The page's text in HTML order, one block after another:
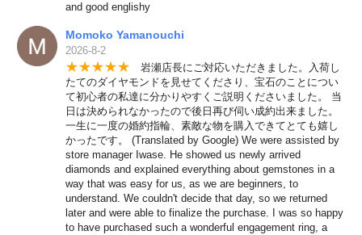
and good englishy
Momoko Yamanouchi
2026-8-2
★★★★★ 岩瀬店長にご対応いただきました。入荷し
たてのダイヤモンドを見せてくださり、宝石のことについ
て初心者の私達に分かりやすくご説明くださいました。 当
日は決められなかったので後日再び伺い成約出来ました。
一生に一度の婚約指輪、素敵な物を購入できてとても嬉し
かったです。 (Translated by Google) We were assisted by
store manager Iwase. He showed us newly arrived
diamonds and explained everything about gemstones in a
way that was easy for us, as we are beginners, to
understand. We couldn't decide that day, so we returned
later and were able to finalize the purchase. I was so happy
to have purchased such a wonderful engagement ring, a